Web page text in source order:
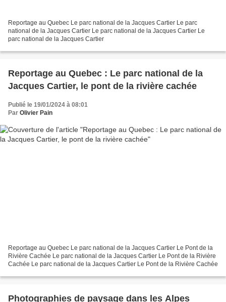
Reportage au Quebec Le parc national de la Jacques Cartier Le parc
national de la Jacques Cartier Le parc national de la Jacques Cartier Le
parc national de la Jacques Cartier
Reportage au Quebec : Le parc national de la
Jacques Cartier, le pont de la rivière cachée
Publié le 19/01/2024 à 08:01
Par Olivier Pain
Reportage au Quebec Le parc national de la Jacques Cartier Le Pont de la
Rivière Cachée Le parc national de la Jacques Cartier Le Pont de la Rivière
Cachée Le parc national de la Jacques Cartier Le Pont de la Rivière Cachée
Photographies de paysage dans les Alpes